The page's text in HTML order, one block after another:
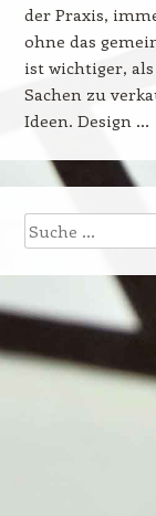
der Praxis,
ohne das
ist wichtiger,
Sachen zu
Ideen. Design …
Suche